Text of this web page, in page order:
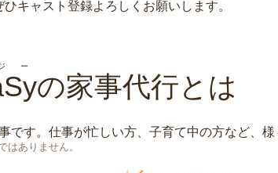
キャスト登録よろしくお願いします。
ー
の家事代行とは
です。仕事が忙しい方、子育て中の方など、
ありません。